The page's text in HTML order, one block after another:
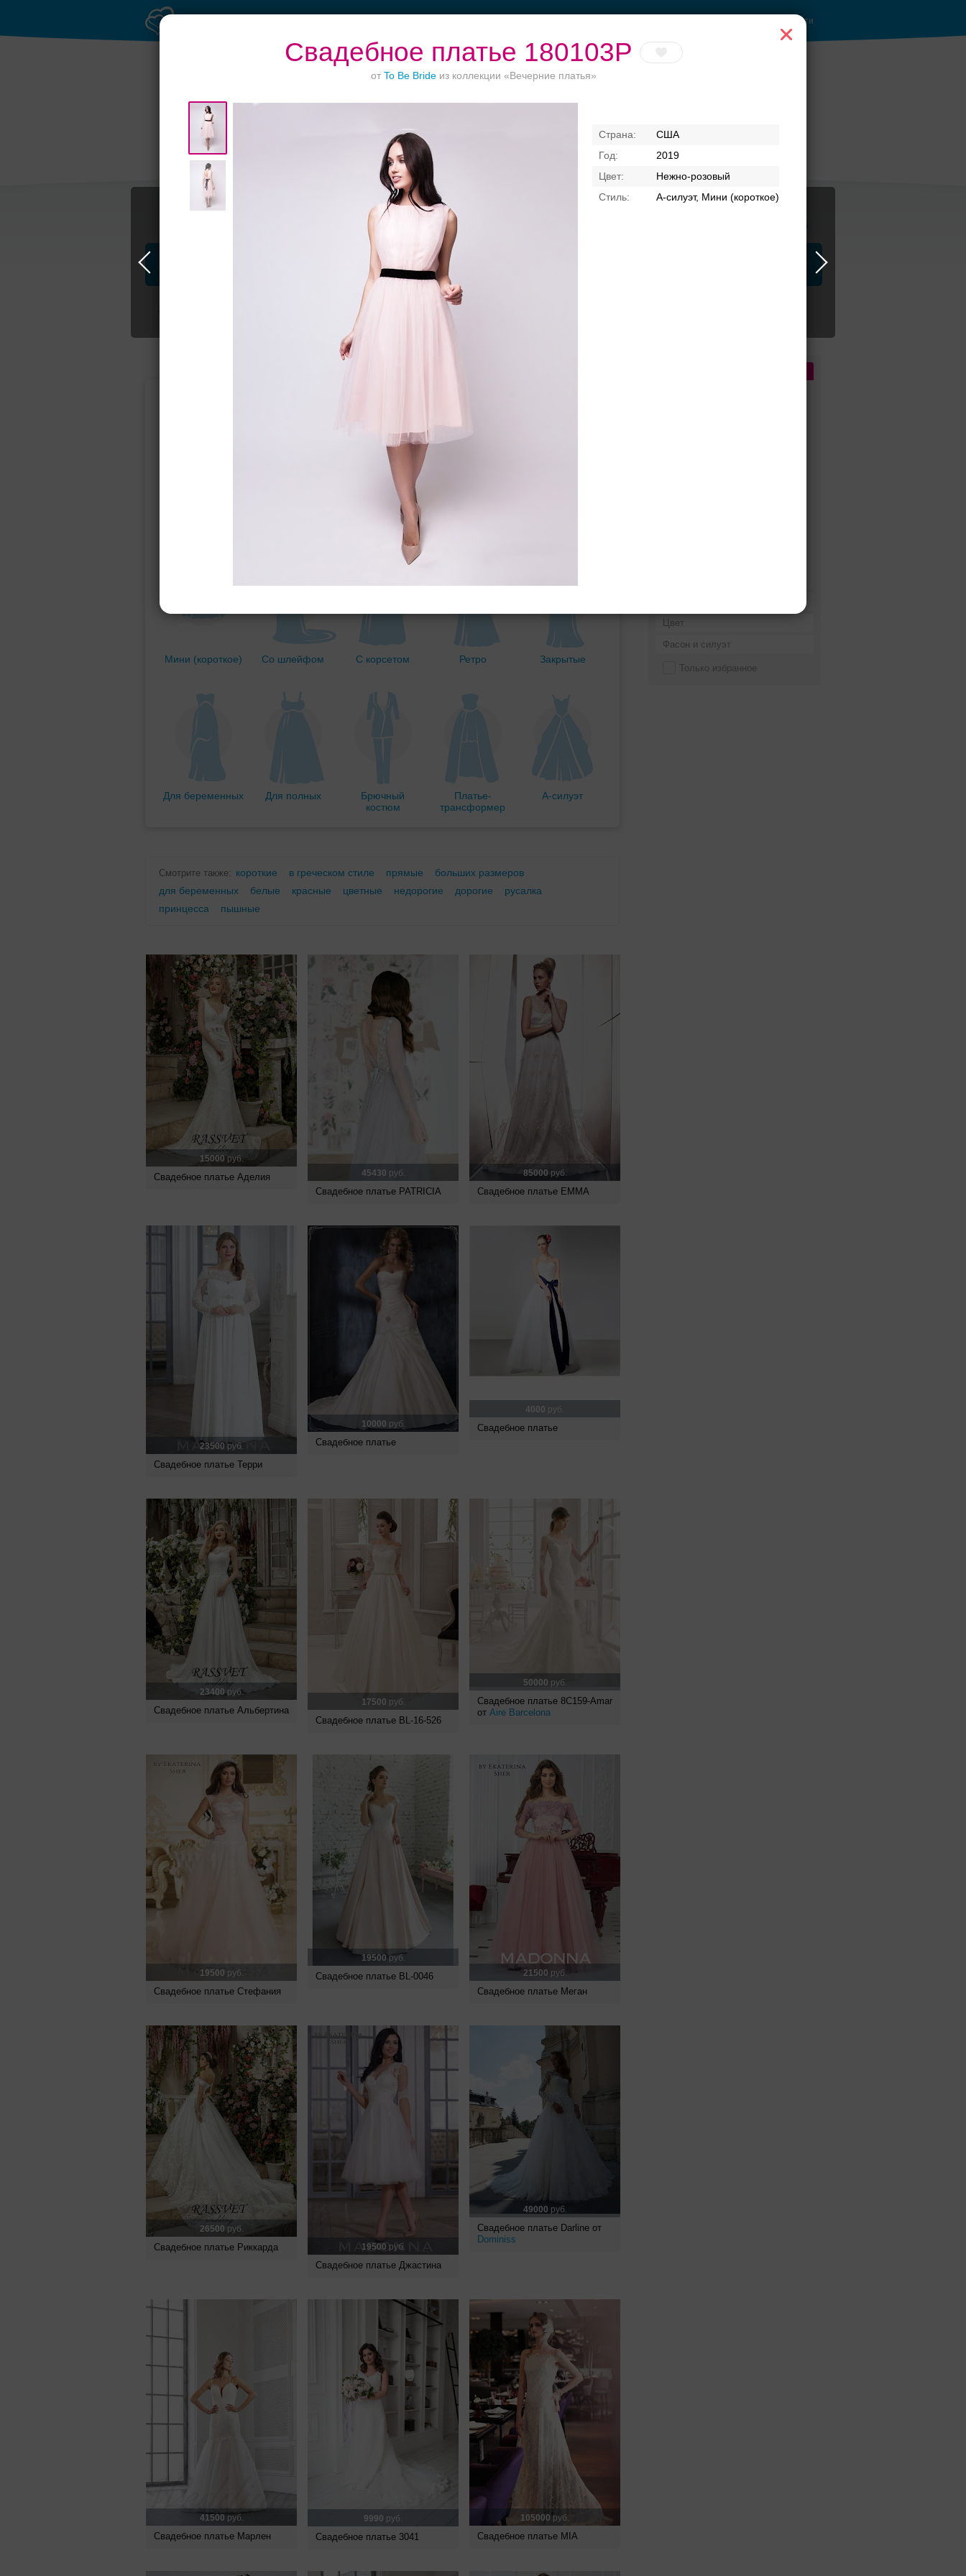
Свадебное платье 180103P
от To Be Bride из коллекции «Вечерние платья»
США
2019
Нежно-розовый
А-силуэт, Мини (короткое)
Войти
Ваш безупречный
образ
Журнал
Свадебные платья
Цвет
Фасон и силуэт
Только избранное
Подбор свадебного платья
Русалка
Мини (короткое) Со шлейфом С корсетом Ретро Закрытые
Для беременных Для полных
Брючный
костюм
Платье-
трансформер
А-силуэт
Смотрите также: короткие в греческом стиле прямые
больших размеров
для беременных
белые красные цветные недорогие дорогие
русалка
принцесса
пышные
15000руб.
Свадебное платье Аделия 45430 руб.
Свадебное платье PATRICIA
85000 руб.
Свадебное платье EMMA
23500 руб.
Свадебное платье Терри
10000 руб.
Свадебное платье
4000 руб.
Свадебное платье
23400руб.
Свадебное платье Альбертина
17500 руб.
Свадебное платье BL-16-526
50000 руб.
Свадебное платье 8C159-Amar
от Aire Barcelona
19500 руб.
Свадебное платье Стефания
19500 руб.
Свадебное платье BL-0046 21500 руб.
Свадебное платье Меган
26500 руб.
Свадебное платье Риккарда 19500 руб.
Свадебное платье Джастина
49000 руб.
Свадебное платье Darline от
Dominiss
41500 руб.
Свадебное платье Марлен
9990 руб.
Свадебное платье 3041
105000 руб.
Свадебное платье MIA